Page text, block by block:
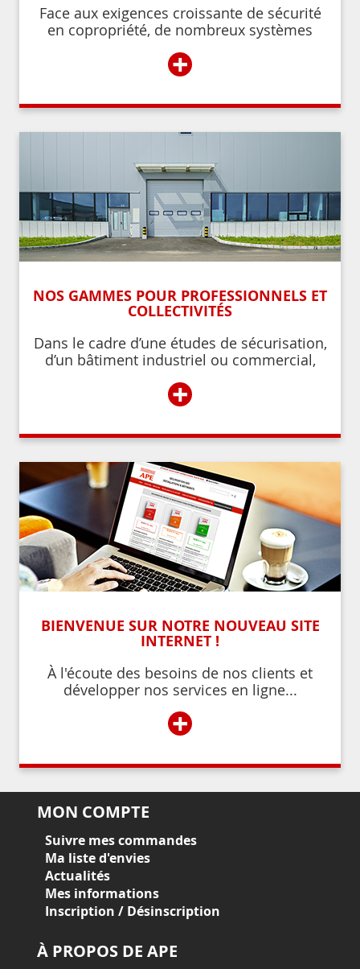
Face aux exigences croissante de sécurité
en copropriété, de nombreux systèmes
l’accès à l’immeuble aux résidents ou aux
personnes autorisées par ces derniers.
+
NOS GAMMES POUR PROFESSIONNELS ET
COLLECTIVITÉS
Dans le cadre d’une études de sécurisation,
d’un bâtiment industriel ou commercial,
+
BIENVENUE SUR NOTRE NOUVEAU SITE
INTERNET !
À l'écoute des besoins de nos clients et
développer nos services en ligne...
+
MON COMPTE
Suivre mes commandes
Ma liste d'envies
Actualités
Mes informations
Inscription / Désinscription
À PROPOS DE APE